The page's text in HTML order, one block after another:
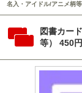
名入・アイドル/アニメ柄
図書カー
等） 450